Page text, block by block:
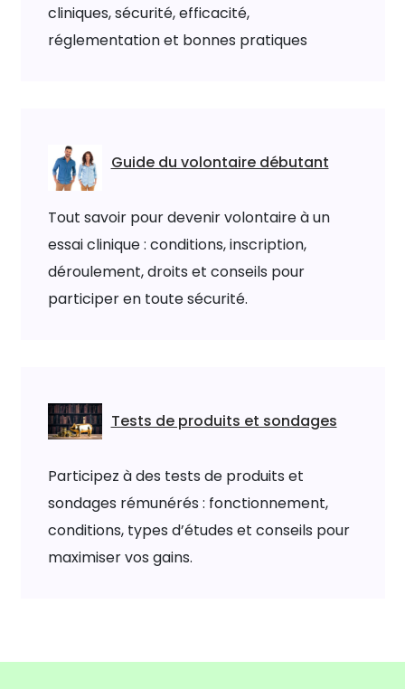
cliniques, sécurité, efficacité,
réglementation et bonnes pratiques
Guide du volontaire débutant
Tout savoir pour devenir volontaire à un
essai clinique : conditions, inscription,
déroulement, droits et conseils pour
participer en toute sécurité.
Tests de produits et sondages
Participez à des tests de produits et
sondages rémunérés : fonctionnement,
conditions, types d’études et conseils pour
maximiser vos gains.